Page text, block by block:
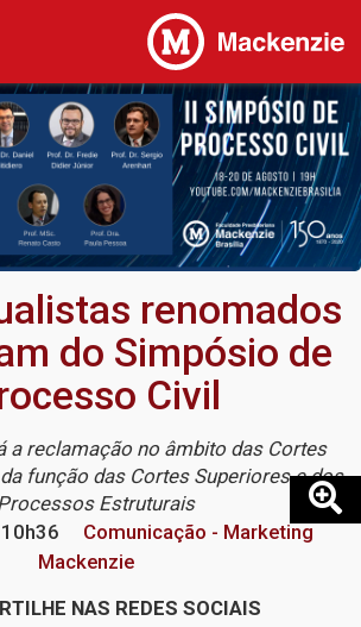
renomados
do Simpósio de
Civil
a reclamação no âmbito das Cortes
função das Cortes Superiores e dos
Estruturais
10h36
Comunicação - Marketing
Mackenzie
NAS REDES SOCIAIS